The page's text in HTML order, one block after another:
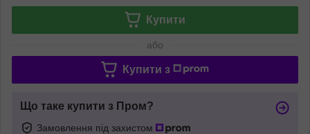
Купити
або
Купити з
Що таке купити з Пром?
Замовлення під захистом